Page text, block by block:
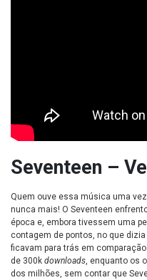
Seventeen –
Quem ouve essa música uma
nunca mais! O Seventeen
época e, embora tivessem uma
contagem de pontos, no que
ficavam para trás em
de 300k downloads, enquanto os
dos milhões, sem contar que